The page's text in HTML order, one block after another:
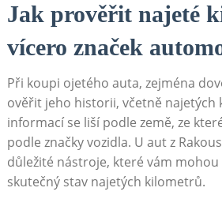
Jak prověřit najeté
vícero značek
Při koupi ojetého auta, zejména
ověřit jeho historii, včetně najetých
informací se liší podle země, ze
podle značky vozidla. U aut z
důležité nástroje, které vám
skutečný stav najetých kilometrů.